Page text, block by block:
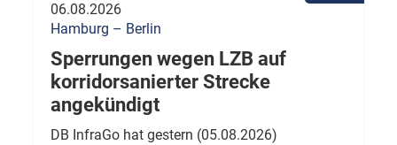
06.08.2026
Hamburg – Berlin
Sperrungen wegen LZB auf
korridorsanierter Strecke
angekündigt
DB InfraGo hat gestern (05.08.2026)